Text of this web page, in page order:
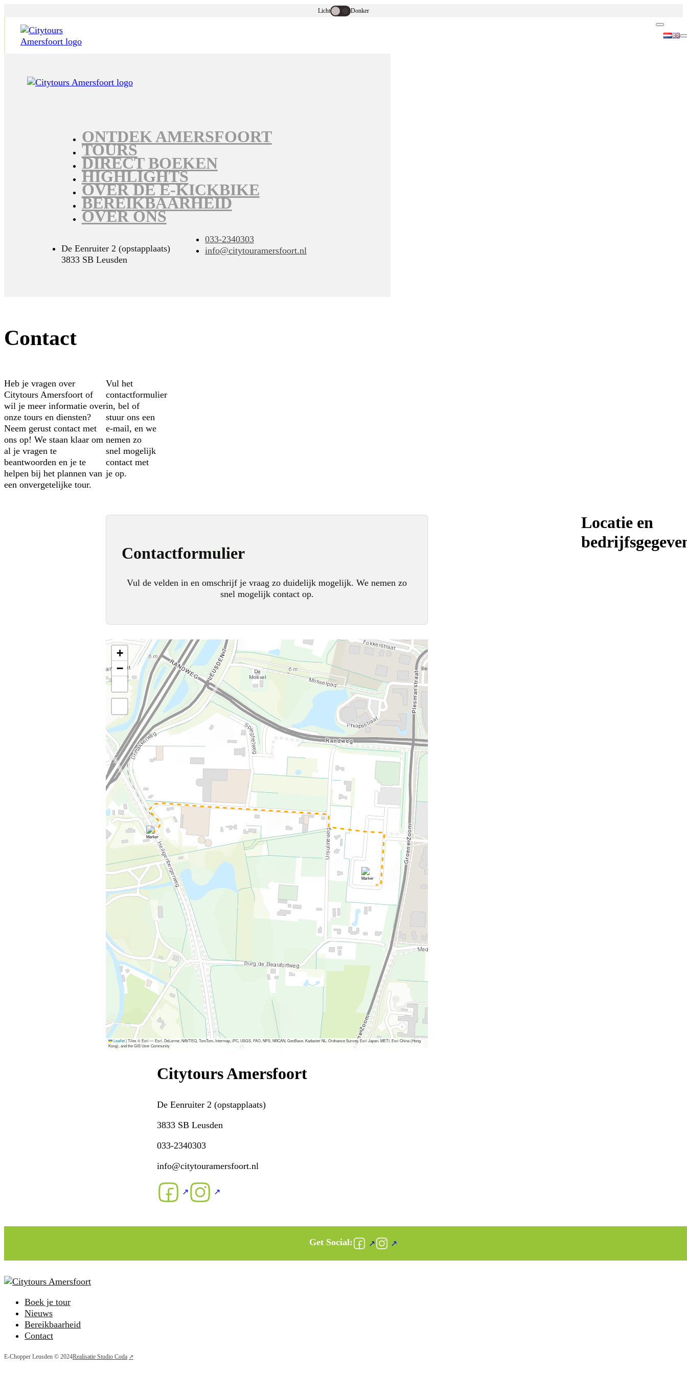
Licht Donker
ONTDEK AMERSFOORT
TOURS
DIRECT BOEKEN
HIGHLIGHTS
OVER DE E-KICKBIKE
BEREIKBAARHEID
OVER ONS
De Eenruiter 2 (opstapplaats)
3833 SB Leusden
033-2340303
info@citytouramersfoort.nl
Contact
Heb je vragen over
Citytours Amersfoort of
wil je meer informatie over
onze tours en diensten?
Neem gerust contact met
ons op! We staan klaar om
al je vragen te
beantwoorden en je te
helpen bij het plannen van
een onvergetelijke tour.
Vul het
contactformulier
in, bel of
stuur ons een
e-mail, en we
nemen zo
snel mogelijk
contact met
je op.
Contactformulier
Vul de velden in en omschrijf je vraag zo duidelijk mogelijk. We nemen zo
snel mogelijk contact op.
Locatie en
+
−
Leaflet |Tiles © Esri — Esri, DeLorme, NAVTEQ, TomTom, Intermap, iPC, USGS, FAO, NPS, NRCAN, GeoBase, Kadaster NL, Ordnance Survey, Esri Japan, METI, Esri China (Hong
Kong), and the GIS User Community
Citytours Amersfoort
De Eenruiter 2 (opstapplaats)
3833 SB Leusden
033-2340303
info@citytouramersfoort.nl
Follow us on Facebook
Follow us on Instagram
Get Social:Follow us on Facebook
Follow us on Instagram
Boek je tour
Nieuws
Bereikbaarheid
Contact
E-Chopper Leusden © 2024Realisatie Studio Coda